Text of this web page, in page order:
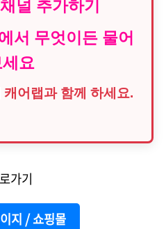
널 추가하기
서 무엇이든 물어
요
어랩과 함께 하세요.
가기
지 / 쇼핑몰